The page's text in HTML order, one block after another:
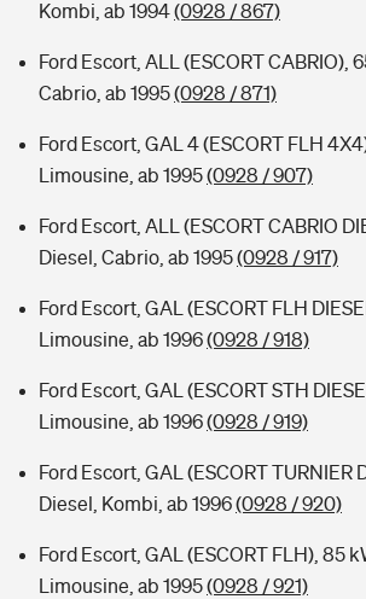
Kombi, ab 1994(0928 / 867)
Ford Escort, ALL (ESCORT CABRIO),
Cabrio, ab 1995(0928 / 871)
Ford Escort, GAL 4 (ESCORT FLH
Limousine, ab 1995(0928 / 907)
Ford Escort, ALL (ESCORT CABRIO
Diesel, Cabrio, ab 1995(0928 / 917)
Ford Escort, GAL (ESCORT FLH
Limousine, ab 1996(0928 / 918)
Ford Escort, GAL (ESCORT STH
Limousine, ab 1996(0928 / 919)
Ford Escort, GAL (ESCORT TURNIER
Diesel, Kombi, ab 1996(0928 / 920)
Ford Escort, GAL (ESCORT FLH), 85
Limousine, ab 1995(0928 / 921)